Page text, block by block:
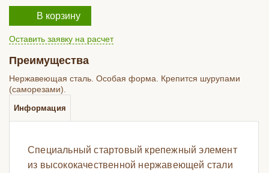
В корзину
Оставить заявку на расчет
Преимущества
Нержавеющая сталь. Особая форма. Крепится шурупами
(саморезами).
Информация
Специальный стартовый крепежный элемент
из высококачественной нержавеющей стали